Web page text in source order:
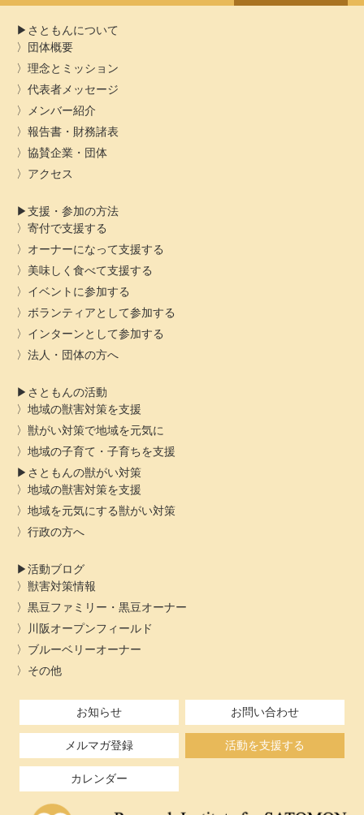
さともんについて
団体概要
理念とミッション
代表者メッセージ
メンバー紹介
報告書・財務諸表
協賛企業・団体
アクセス
支援・参加の方法
寄付で支援する
オーナーになって支援する
美味しく食べて支援する
イベントに参加する
ボランティアとして参加する
インターンとして参加する
法人・団体の方へ
さともんの活動
地域の獣害対策を支援
獣がい対策で地域を元気に
地域の子育て・子育ちを支援
さともんの獣がい対策
地域の獣害対策を支援
地域を元気にする獣がい対策
行政の方へ
活動ブログ
獣害対策情報
黒豆ファミリー・黒豆オーナー
川阪オープンフィールド
ブルーベリーオーナー
その他
お知らせ お問い合わせ
メルマガ登録 活動を支援する
カレンダー